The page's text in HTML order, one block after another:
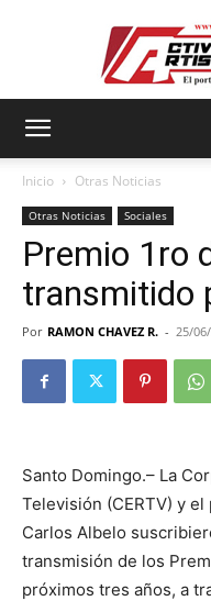
Inicio Otras Noticias
Otras Noticias Sociales
Premio 1ro
transmitido
Por RAMON CHAVEZ R. - 25/
Santo Domingo.– La
Televisión (CERTV) y
Carlos Albelo
transmisión de los
próximos tres años, a